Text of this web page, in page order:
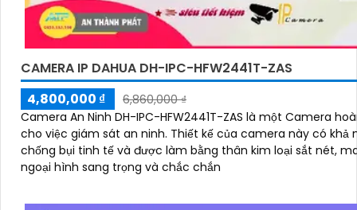
CAMERA IP DAHUA DH-IPC-HFW2441T-ZAS
4,800,000 ₫
6,860,000 ₫
Camera An Ninh DH-IPC-HFW2441T-ZAS là một Camera
cho việc giám sát an ninh. Thiết kế của camera này có khả năng
chống bụi tinh tế và được làm bằng thân kim loại sắt nét,
ngoại hình sang trọng và chắc chắn